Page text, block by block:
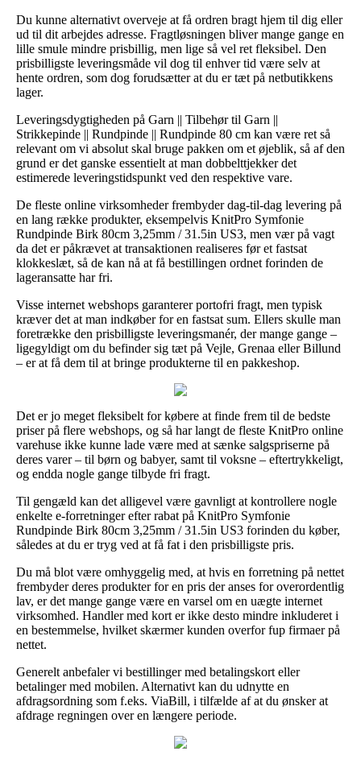
Du kunne alternativt overveje at få ordren bragt hjem til dig eller
ud til dit arbejdes adresse. Fragtløsningen bliver mange gange en
lille smule mindre prisbillig, men lige så vel ret fleksibel. Den
prisbilligste leveringsmåde vil dog til enhver tid være selv at
hente ordren, som dog forudsætter at du er tæt på netbutikkens
lager.
Leveringsdygtigheden på Garn || Tilbehør til Garn ||
Strikkepinde || Rundpinde || Rundpinde 80 cm kan være ret så
relevant om vi absolut skal bruge pakken om et øjeblik, så af den
grund er det ganske essentielt at man dobbelttjekker det
estimerede leveringstidspunkt ved den respektive vare.
De fleste online virksomheder frembyder dag-til-dag levering på
en lang række produkter, eksempelvis KnitPro Symfonie
Rundpinde Birk 80cm 3,25mm / 31.5in US3, men vær på vagt
da det er påkrævet at transaktionen realiseres før et fastsat
klokkeslæt, så de kan nå at få bestillingen ordnet forinden de
lageransatte har fri.
Visse internet webshops garanterer portofri fragt, men typisk
kræver det at man indkøber for en fastsat sum. Ellers skulle man
foretrække den prisbilligste leveringsmanér, der mange gange –
ligegyldigt om du befinder sig tæt på Vejle, Grenaa eller Billund
– er at få dem til at bringe produkterne til en pakkeshop.
Det er jo meget fleksibelt for købere at finde frem til de bedste
priser på flere webshops, og så har langt de fleste KnitPro online
varehuse ikke kunne lade være med at sænke salgspriserne på
deres varer – til børn og babyer, samt til voksne – eftertrykkeligt,
og endda nogle gange tilbyde fri fragt.
Til gengæld kan det alligevel være gavnligt at kontrollere nogle
enkelte e-forretninger efter rabat på KnitPro Symfonie
Rundpinde Birk 80cm 3,25mm / 31.5in US3 forinden du køber,
således at du er tryg ved at få fat i den prisbilligste pris.
Du må blot være omhyggelig med, at hvis en forretning på nettet
frembyder deres produkter for en pris der anses for overordentlig
lav, er det mange gange være en varsel om en uægte internet
virksomhed. Handler med kort er ikke desto mindre inkluderet i
en bestemmelse, hvilket skærmer kunden overfor fup firmaer på
nettet.
Generelt anbefaler vi bestillinger med betalingskort eller
betalinger med mobilen. Alternativt kan du udnytte en
afdragsordning som f.eks. ViaBill, i tilfælde af at du ønsker at
afdrage regningen over en længere periode.